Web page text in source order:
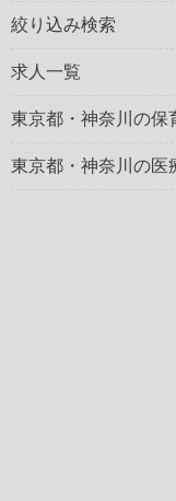
絞り込み検索
求人一覧
東京都・神奈川の保
東京都・神奈川の医